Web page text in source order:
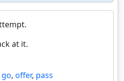
at it.
go, offer, pass